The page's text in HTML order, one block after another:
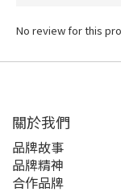
No review for this
關於我們
品牌故事
品牌精神
合作品牌